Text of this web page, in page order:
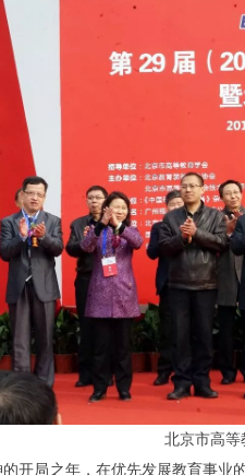
北京市高等
局之年，在优先发展教育事业